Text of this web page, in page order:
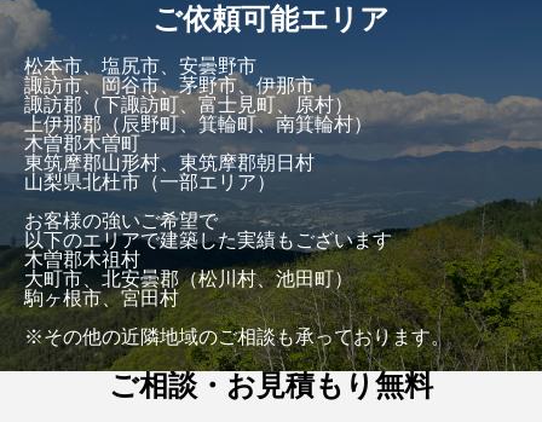
ご依頼可能エリア
松本市、塩尻市、安曇野市
諏訪市、岡谷市、茅野市、伊那市
諏訪郡（下諏訪町、富士見町、原村）
上伊那郡（辰野町、箕輪町、南箕輪村）
木曽郡木曽町
東筑摩郡山形村、東筑摩郡朝日村
山梨県北杜市（一部エリア）
お客様の強いご希望で
以下のエリアで建築した実績もございます
木曽郡木祖村
大町市、北安曇郡（松川村、池田町）
駒ヶ根市、宮田村
※その他の近隣地域のご相談も承っております。
ご相談・お見積もり無料